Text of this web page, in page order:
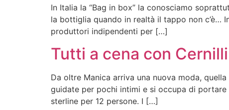
In Italia la “Bag in box” la conosciamo
la bottiglia quando in realtà il tappo non c’è…
produttori indipendenti per […]
Tutti a cena con
Da oltre Manica arriva una nuova moda,
guidate per pochi intimi e si occupa di
sterline per 12 persone. I […]